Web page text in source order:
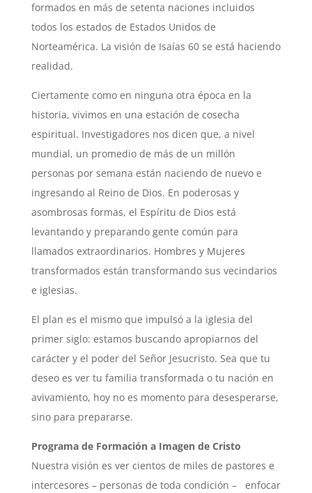
formados en más de setenta naciones incluidos
todos los estados de Estados Unidos de
Norteamérica. La visión de Isaías 60 se está haciendo
realidad.
Ciertamente como en ninguna otra época en la
historia, vivimos en una estación de cosecha
espiritual. Investigadores nos dicen que, a nivel
mundial, un promedio de más de un millón
personas por semana están naciendo de nuevo e
ingresando al Reino de Dios. En poderosas y
asombrosas formas, el Espíritu de Dios está
levantando y preparando gente común para
llamados extraordinarios. Hombres y Mujeres
transformados están transformando sus vecindarios
e iglesias.
El plan es el mismo que impulsó a la iglesia del
primer siglo: estamos buscando apropiarnos del
carácter y el poder del Señor Jesucristo. Sea que tu
deseo es ver tu familia transformada o tu nación en
avivamiento, hoy no es momento para desesperarse,
sino para prepararse.
Programa de Formación a Imagen de Cristo
Nuestra visión es ver cientos de miles de pastores e
intercesores – personas de toda condición – enfocar